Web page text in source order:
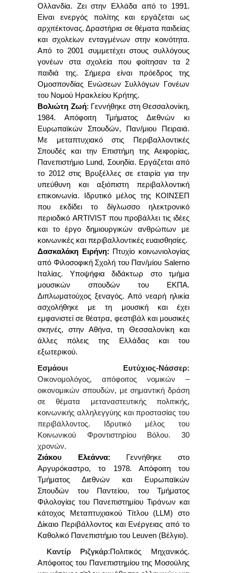
Ολλανδία. Ζει στην Ελλάδα από το 1991.
Είναι ενεργός πολίτης και εργάζεται ως
αρχιτέκτονας. Δραστήρια σε θέματα παιδείας
και σχολείων ενταγμένων στην κοινότητα.
Από το 2001 συμμετέχει στους συλλόγους
γονέων στα σχολεία που φοίτησαν τα 2
παιδιά της. Σήμερα είναι πρόεδρος της
Ομοσπονδίας Ενώσεων Συλλόγων Γονέων
του Νομού Ηρακλείου Κρήτης.
Βολιώτη Ζωή: Γεννήθηκε στη Θεσσαλονίκη,
1984. Απόφοιτη Τμήματος Διεθνών κι
Ευρωπαϊκών Σπουδών, Παν/μιου Πειραιά.
Με μεταπτυχιακό στις Περιβαλλοντικές
Σπουδές και την Επιστήμη της Αειφορίας,
Πανεπιστήμιο Lund, Σουηδία. Εργάζεται από
το 2012 στις Βρυξέλλες σε εταιρία για την
υπεύθυνη και αξιόπιστη περιβαλλοντική
επικοινωνία. Ιδρυτικό μέλος της ΚΟΙΝΣΕΠ
που εκδίδει το δίγλωσσο ηλεκτρονικό
περιοδικό ARTIVIST πουπροβάλλει τις ιδέες
και το έργο δημιουργικών ανθρώπων με
κοινωνικές και περιβαλλοντικές ευαισθησίες.
Δασκαλάκη Ειρήνη: Πτυχίο κοινωνιολογίας
από Φιλοσοφική Σχολή του Παν/μίου Salerno
Ιταλίας. Yποψήφια διδάκτωρ στο τμήμα
μουσικών σπουδών του ΕΚΠΑ.
Διπλωματούχος ξεναγός. Από νεαρή ηλικία
ασχολήθηκε με τη μουσική και έχει
εμφανιστεί σε θέατρα, φεστιβάλ και μουσικές
σκηνές, στην Αθήνα, τη Θεσσαλονίκη και
άλλες πόλεις της Ελλάδας και του
εξωτερικού.
Εσμάουι Ευτύχιος-Νάσσερ:
Οικονομολόγος, απόφοιτος νομικών –
οικονομικών σπουδών, με σημαντική δράση
σε θέματα μεταναστευτικής πολιτικής,
κοινωνικής αλληλεγγύης και προστασίας του
περιβάλλοντος. Ιδρυτικό μέλος του
Κοινωνικού Φροντιστηρίου Βόλου. 30
χρονών.
Ζιάκου Ελεάννα:
Γεννήθηκε στο
Αργυρόκαστρο, το 1978. Απόφοιτη του
Τμήματος Διεθνών και Ευρωπαϊκών
Σπουδών του Παντείου, του Τμήματος
Φιλολογίας του Πανεπιστημίου Τιράνων και
κάτοχος Μεταπτυχιακού Τίτλου (LLM) στο
Δίκαιο Περιβάλλοντος και Ενέργειας από το
Καθολικό Πανεπιστήμιο του Leuven (Βέλγιο).
Καντίρ Ριζγκάρ:Πολιτικός Μηχανικός.
Απόφοιτος του Πανεπιστημίου της Μοσούλης